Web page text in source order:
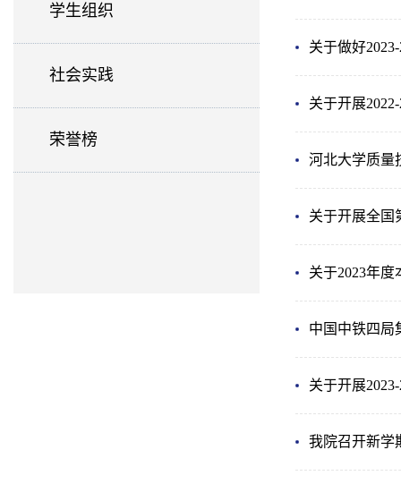
学生组织
社会实践
荣誉榜
关于做好
关于开展
河北大学质量
关于开展全国
关于2023年
中国中铁四局
关于开展
我院召开新学